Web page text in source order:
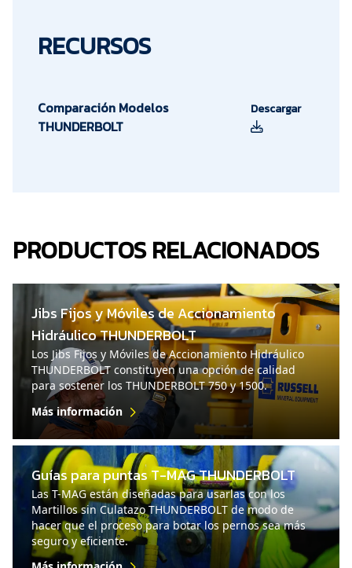
RECURSOS
Comparación Modelos
THUNDERBOLT
Descargar
PRODUCTOS RELACIONADOS
Jibs Fijos y Móviles de Accionamiento
Hidráulico THUNDERBOLT
Los Jibs Fijos y Móviles de Accionamiento Hidráulico
THUNDERBOLT constituyen una opción de calidad
para sostener los THUNDERBOLT 750 y 1500.
Más información
Guías para puntas T-MAG THUNDERBOLT
Las T-MAG están diseñadas para usarlas con los
Martillos sin Culatazo THUNDERBOLT de modo de
hacer que el proceso para botar los pernos sea más
seguro y eficiente.